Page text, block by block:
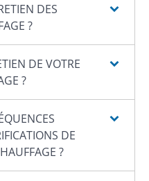
DES
?
DE VOTRE
?
DE
?